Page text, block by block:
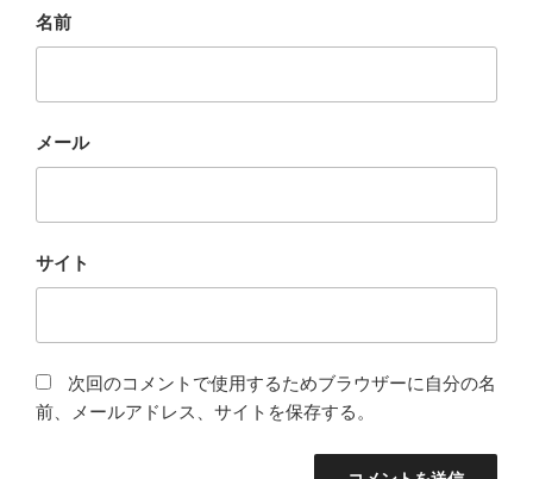
名前
メール
サイト
次回のコメントで使用するためブラウザーに自分の名
前、メールアドレス、サイトを保存する。